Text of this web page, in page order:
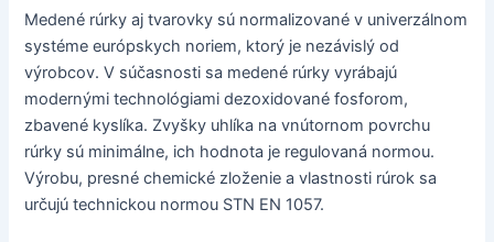
Medené rúrky aj tvarovky sú normalizované v univerzálnom
systéme európskych noriem, ktorý je nezávislý od
výrobcov. V súčasnosti sa medené rúrky vyrábajú
modernými technológiami dezoxidované fosforom,
zbavené kyslíka. Zvyšky uhlíka na vnútornom povrchu
rúrky sú minimálne, ich hodnota je regulovaná normou.
Výrobu, presné chemické zloženie a vlastnosti rúrok sa
určujú technickou normou STN EN 1057.